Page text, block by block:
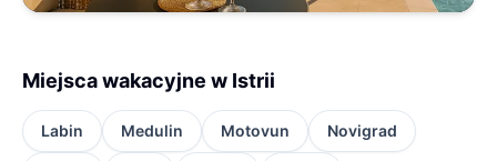
Miejsca wakacyjne w Istrii
Labin Medulin Motovun Novigrad